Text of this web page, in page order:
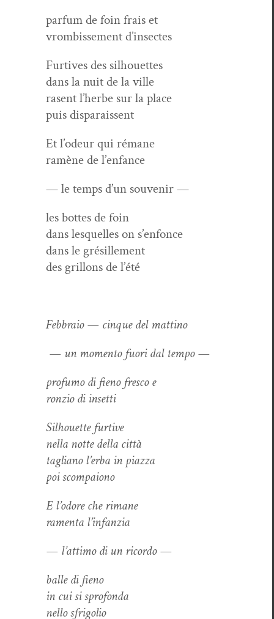
par­fum de foin frais et
vrom­bisse­ment d’insectes
Furtives des silhouettes
dans la nuit de la ville
rasent l’herbe sur la place
puis disparaissent
Et l’odeur qui rémane
ramène de l’enfance
— le temps d’un souvenir —
les bottes de foin
dans lesquelles on s’enfonce
dans le grésillement
des gril­lons de l’été
Feb­braio — cinque del mattino
— un momen­to fuori dal tempo —
pro­fu­mo di fieno fres­co e
ronzio di insetti
Sil­hou­ette furtive
nel­la notte del­la città
tagliano l’er­ba in piazza
poi scom­paiono
E l’odore che rimane
ramen­ta l’infanzia
— l’attimo di un ricordo —
balle di fieno
in cui si sprofonda
nel­lo sfrigolio